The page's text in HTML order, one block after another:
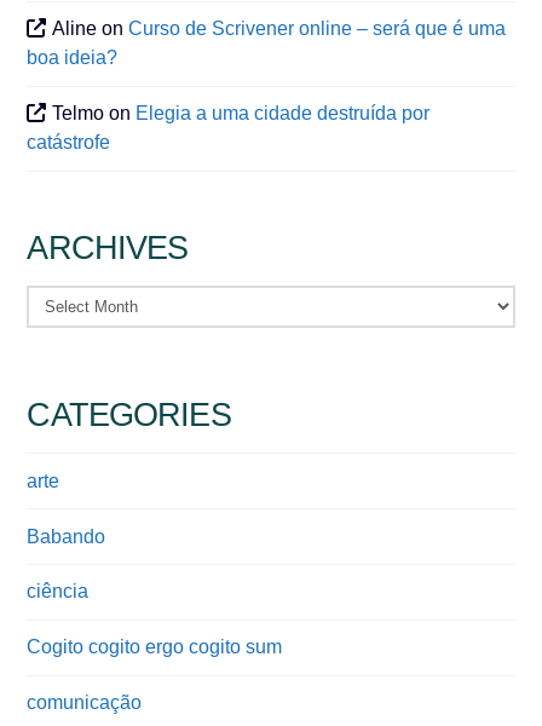
Aline onCurso de Scrivener online – será que é uma
boa ideia?
Telmo on Elegia a uma cidade destruída por
catástrofe
ARCHIVES
Archives
CATEGORIES
arte
Babando
ciência
Cogito cogito ergo cogito sum
comunicação